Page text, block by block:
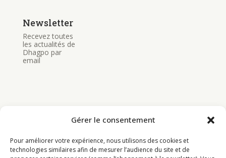
Gérer le consentement
Pour améliorer votre expérience, nous utilisons des cookies et
technologies similaires afin de mesurer l’audience du site et de
Newsletter
Recevez toutes
les actualités de
Dhagpo par
email
Programme